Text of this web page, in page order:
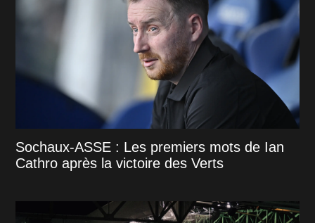
Sochaux-ASSE : Les premiers mots de Ian
Cathro après la victoire des Verts